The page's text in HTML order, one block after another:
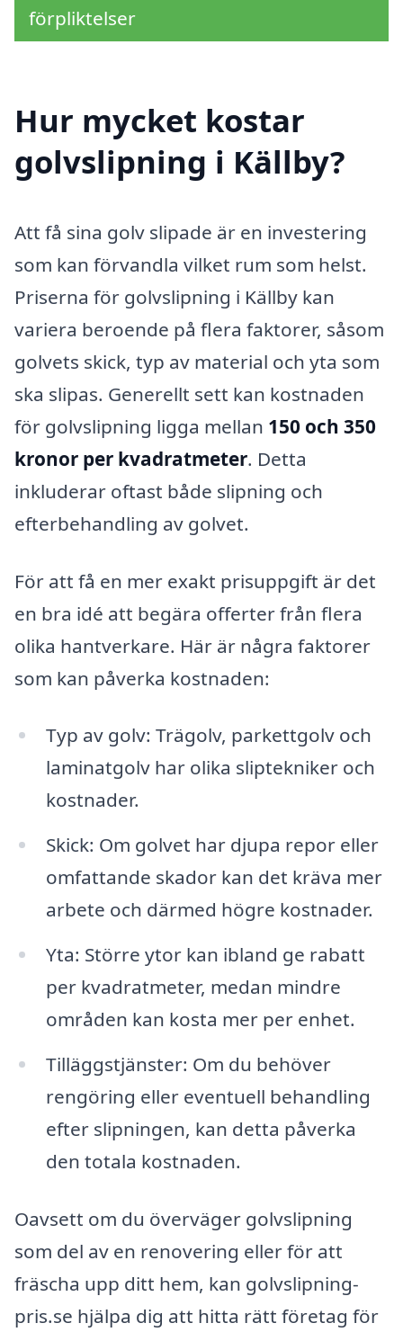
förpliktelser
Hur mycket kostar
golvslipning i Källby?
Att få sina golv slipade är en investering
som kan förvandla vilket rum som helst.
Priserna för golvslipning i Källby kan
variera beroende på flera faktorer, såsom
golvets skick, typ av material och yta som
ska slipas. Generellt sett kan kostnaden
för golvslipning ligga mellan 150 och 350
kronor per kvadratmeter. Detta
inkluderar oftast både slipning och
efterbehandling av golvet.
För att få en mer exakt prisuppgift är det
en bra idé att begära offerter från flera
olika hantverkare. Här är några faktorer
som kan påverka kostnaden:
Typ av golv: Trägolv, parkettgolv och
laminatgolv har olika sliptekniker och
kostnader.
Skick: Om golvet har djupa repor eller
omfattande skador kan det kräva mer
arbete och därmed högre kostnader.
Yta: Större ytor kan ibland ge rabatt
per kvadratmeter, medan mindre
områden kan kosta mer per enhet.
Tilläggstjänster: Om du behöver
rengöring eller eventuell behandling
efter slipningen, kan detta påverka
den totala kostnaden.
Oavsett om du överväger golvslipning
som del av en renovering eller för att
fräscha upp ditt hem, kan golvslipning-
pris.se hjälpa dig att hitta rätt företag för